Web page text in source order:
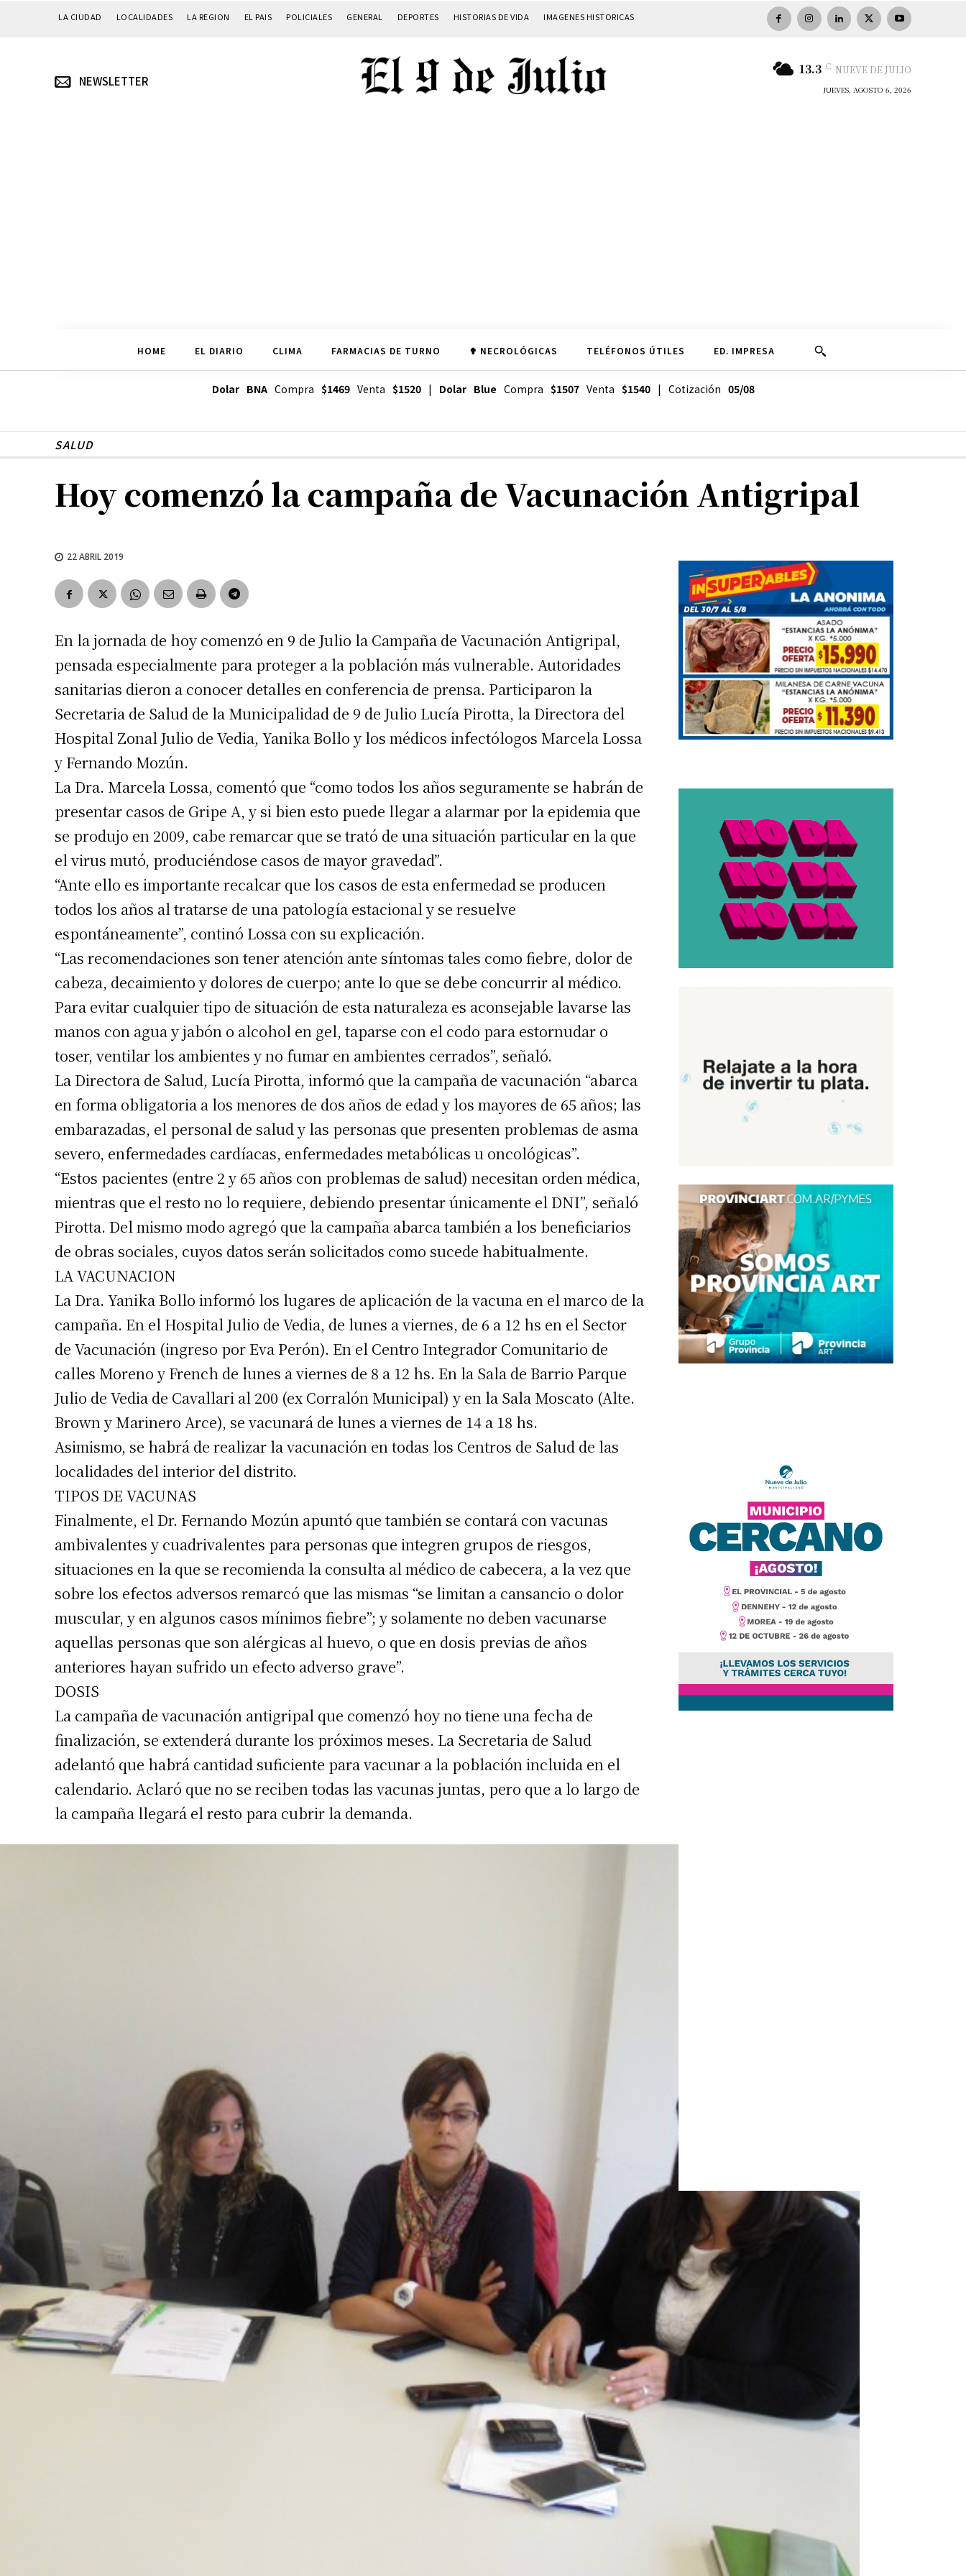
*
Dirección de correo electrónico
Número de teléfono
LA CIUDAD LOCALIDADES LA REGION EL PAIS POLICIALES GENERAL DEPORTES HISTORIAS DE VIDA IMAGENES HISTORICAS
NEWSLETTER
13.3 C NUEVE DE JULIO
JUEVES, AGOSTO 6, 2026
HOME EL DIARIO CLIMA FARMACIAS DE TURNO ✟ NECROLÓGICAS TELÉFONOS ÚTILES ED. IMPRESA
Dolar BNACompra $1469Venta $1520| Dolar Blue Compra $1507Venta $1540| Cotización 05/08
SALUD
Hoy comenzó la campaña de Vacunación Antigripal
22 ABRIL 2019
En la jornada de hoy comenzó en 9 de Julio la Campaña de Vacunación Antigripal,
pensada especialmente para proteger a la población más vulnerable. Autoridades
sanitarias dieron a conocer detalles en conferencia de prensa. Participaron la
Secretaria de Salud de la Municipalidad de 9 de Julio Lucía Pirotta, la Directora del
Hospital Zonal Julio de Vedia, Yanika Bollo y los médicos infectólogos Marcela Lossa
y Fernando Mozún.
La Dra. Marcela Lossa, comentó que “como todos los años seguramente se habrán de
presentar casos de Gripe A, y si bien esto puede llegar a alarmar por la epidemia que
se produjo en 2009, cabe remarcar que se trató de una situación particular en la que
el virus mutó, produciéndose casos de mayor gravedad”.
“Ante ello es importante recalcar que los casos de esta enfermedad se producen
todos los años al tratarse de una patología estacional y se resuelve
espontáneamente”, continó Lossa con su explicación.
“Las recomendaciones son tener atención ante síntomas tales como fiebre, dolor de
cabeza, decaimiento y dolores de cuerpo; ante lo que se debe concurrir al médico.
Para evitar cualquier tipo de situación de esta naturaleza es aconsejable lavarse las
manos con agua y jabón o alcohol en gel, taparse con el codo para estornudar o
toser, ventilar los ambientes y no fumar en ambientes cerrados”, señaló.
La Directora de Salud, Lucía Pirotta, informó que la campaña de vacunación “abarca
en forma obligatoria a los menores de dos años de edad y los mayores de 65 años; las
embarazadas, el personal de salud y las personas que presenten problemas de asma
severo, enfermedades cardíacas, enfermedades metabólicas u oncológicas”.
“Estos pacientes (entre 2 y 65 años con problemas de salud) necesitan orden médica,
mientras que el resto no lo requiere, debiendo presentar únicamente el DNI”, señaló
Pirotta. Del mismo modo agregó que la campaña abarca también a los beneficiarios
de obras sociales, cuyos datos serán solicitados como sucede habitualmente.
LA VACUNACION
La Dra. Yanika Bollo informó los lugares de aplicación de la vacuna en el marco de la
campaña. En el Hospital Julio de Vedia, de lunes a viernes, de 6 a 12 hs en el Sector
de Vacunación (ingreso por Eva Perón). En el Centro Integrador Comunitario de
calles Moreno y French de lunes a viernes de 8 a 12 hs. En la Sala de Barrio Parque
Julio de Vedia de Cavallari al 200 (ex Corralón Municipal) y en la Sala Moscato (Alte.
Brown y Marinero Arce), se vacunará de lunes a viernes de 14 a 18 hs.
Asimismo, se habrá de realizar la vacunación en todas los Centros de Salud de las
localidades del interior del distrito.
TIPOS DE VACUNAS
Finalmente, el Dr. Fernando Mozún apuntó que también se contará con vacunas
ambivalentes y cuadrivalentes para personas que integren grupos de riesgos,
situaciones en la que se recomienda la consulta al médico de cabecera, a la vez que
sobre los efectos adversos remarcó que las mismas “se limitan a cansancio o dolor
muscular, y en algunos casos mínimos fiebre”; y solamente no deben vacunarse
aquellas personas que son alérgicas al huevo, o que en dosis previas de años
anteriores hayan sufrido un efecto adverso grave”.
DOSIS
La campaña de vacunación antigripal que comenzó hoy no tiene una fecha de
finalización, se extenderá durante los próximos meses. La Secretaria de Salud
adelantó que habrá cantidad suficiente para vacunar a la población incluida en el
calendario. Aclaró que no se reciben todas las vacunas juntas, pero que a lo largo de
la campaña llegará el resto para cubrir la demanda.